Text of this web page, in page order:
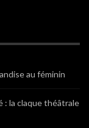
au féminin
: la claque théâtrale